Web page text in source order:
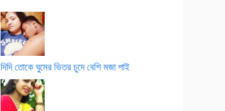
দিদি তোকে ঘুমের ভিতর চুদে বেশি মজা পাই